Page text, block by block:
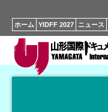
ホーム YIDFF 2027 ニュース